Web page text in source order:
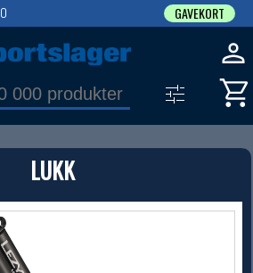
LUKK
GAVEKORT
PRODUKT
Produkter (1)
filter til å spisse søket